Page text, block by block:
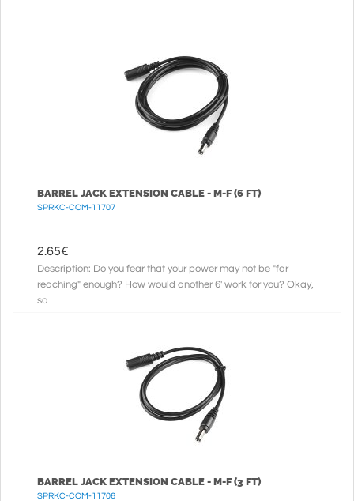
BARREL JACK EXTENSION CABLE - M-F (6 FT)
SPRKC-COM-11707
2.65€
Description: Do you fear that your power may not be "far
reaching" enough? How would another 6' work for you? Okay,
so
BARREL JACK EXTENSION CABLE - M-F (3 FT)
SPRKC-COM-11706